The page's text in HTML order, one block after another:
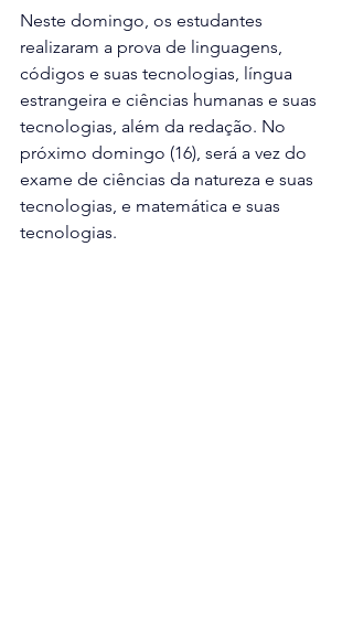
Neste domingo, os estudantes
realizaram a prova de linguagens,
códigos e suas tecnologias, língua
estrangeira e ciências humanas e suas
tecnologias, além da redação. No
próximo domingo (16), será a vez do
exame de ciências da natureza e suas
tecnologias, e matemática e suas
tecnologias.